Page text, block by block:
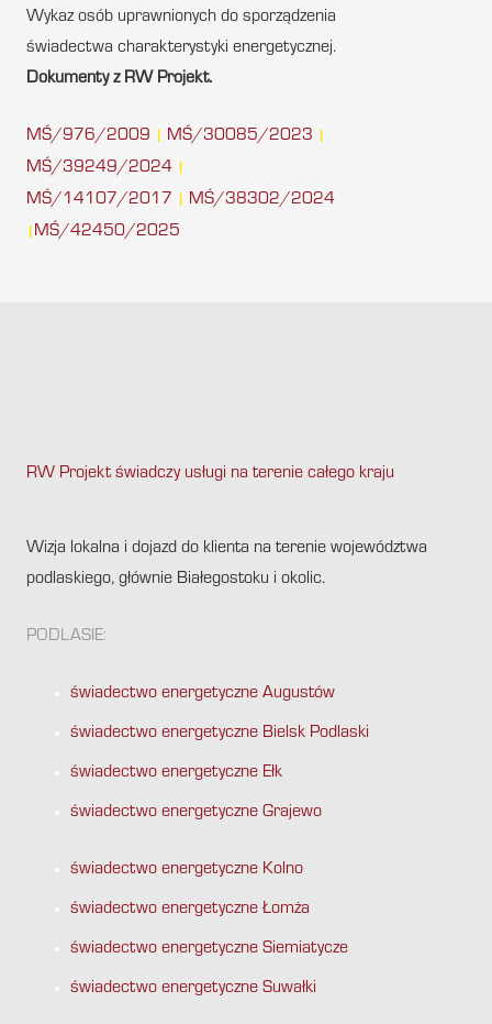
Wykaz osób uprawnionych do sporządzenia
świadectwa charakterystyki energetycznej.
Dokumenty z RW Projekt.
MŚ/976/2009 MŚ/30085/2023
MŚ/39249/2024
MŚ/14107/2017 MŚ/38302/2024
MŚ/42450/2025
RW Projekt świadczy usługi na terenie całego kraju
Wizja lokalna i dojazd do klienta na terenie województwa
podlaskiego, głównie Białegostoku i okolic.
PODLASIE:
świadectwo energetyczne Augustów
świadectwo energetyczne Bielsk Podlaski
świadectwo energetyczne Ełk
świadectwo energetyczne Grajewo
świadectwo energetyczne Kolno
świadectwo energetyczne Łomża
świadectwo energetyczne Siemiatycze
świadectwo energetyczne Suwałki